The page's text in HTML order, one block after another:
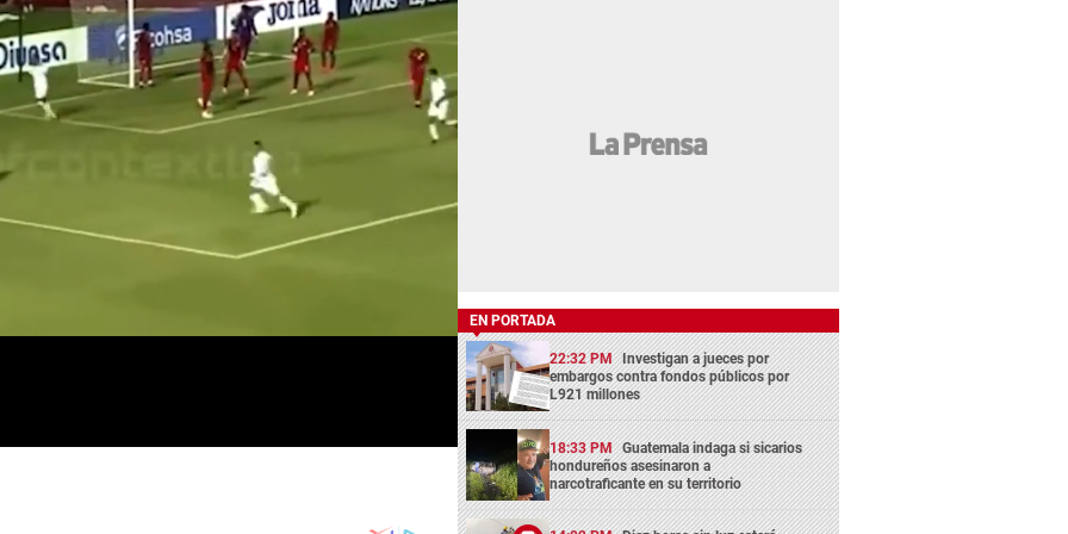
EN PORTADA
22:32 PM Investigan a jueces por
embargos contra fondos públicos por
L921 millones
18:33 PM Guatemala indaga si sicarios
hondureños asesinaron a
narcotraficante en su territorio